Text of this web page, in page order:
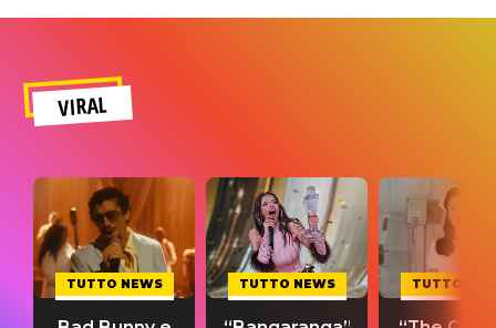
VIRAL
TUTTO NEWS TUTTO NEWS TUTTO